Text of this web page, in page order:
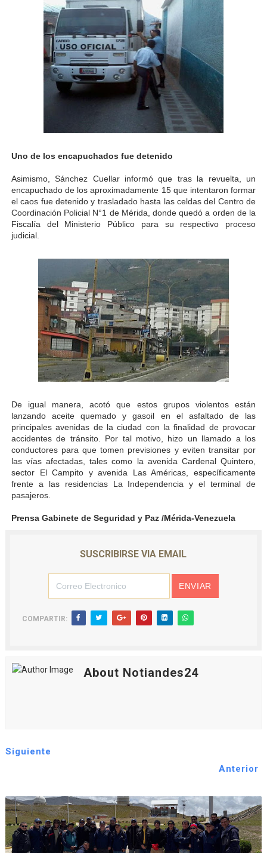
Uno de los encapuchados fue detenido
Asimismo, Sánchez Cuellar informó que tras la revuelta, un
encapuchado de los aproximadamente 15 que intentaron formar
el caos fue detenido y trasladado hasta las celdas del Centro de
Coordinación Policial N°1 de Mérida, donde quedó a orden de la
Fiscalía del Ministerio Público para su respectivo proceso
judicial.
De igual manera, acotó que estos grupos violentos están
lanzando aceite quemado y gasoil en el asfaltado de las
principales avenidas de la ciudad con la finalidad de provocar
accidentes de tránsito. Por tal motivo, hizo un llamado a los
conductores para que tomen previsiones y eviten transitar por
las vías afectadas, tales como la avenida Cardenal Quintero,
sector El Campito y avenida Las Américas, específicamente
frente a las residencias La Independencia y el terminal de
pasajeros.
Prensa Gabinete de Seguridad y Paz /Mérida-Venezuela
SUSCRIBIRSE VIA EMAIL
COMPARTIR:
About Notiandes24
Siguiente
Anterior